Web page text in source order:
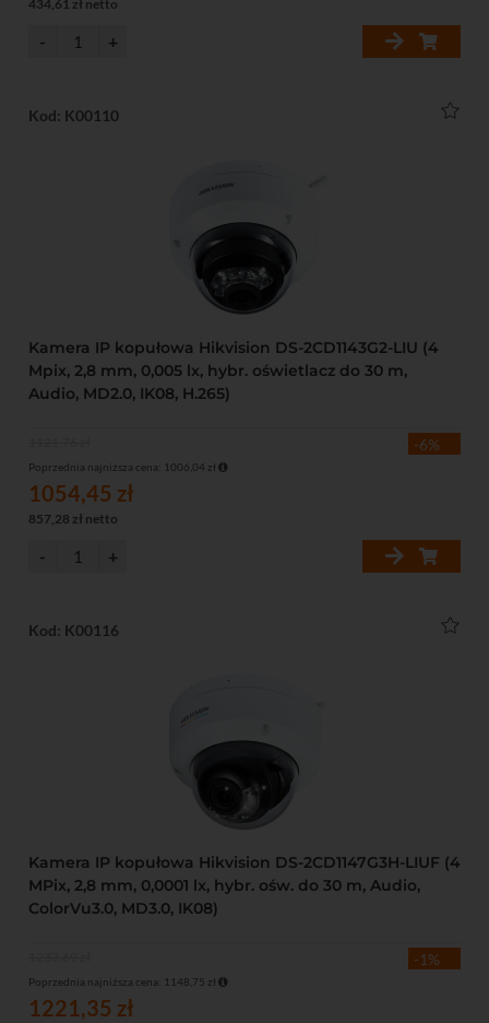
434,61 zł netto
Kod: K00110
Kamera IP kopułowa Hikvision DS-2CD1143G2-LIU (4
Mpix, 2,8 mm, 0,005 lx, hybr. oświetlacz do 30 m,
Audio, MD2.0, IK08, H.265)
-6%
Poprzednia najniższa cena: 1006,04 zł
1054,45 zł
857,28 zł netto
Kod: K00116
Kamera IP kopułowa Hikvision DS-2CD1147G3H-LIUF (4
MPix, 2,8 mm, 0,0001 lx, hybr. ośw. do 30 m, Audio,
ColorVu3.0, MD3.0, IK08)
-1%
Poprzednia najniższa cena: 1148,75 zł
1221,35 zł